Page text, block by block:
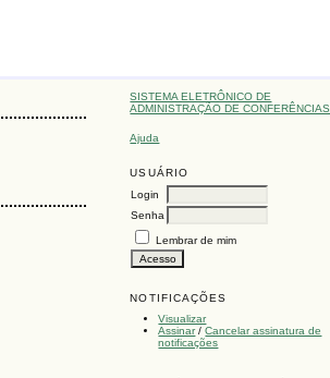
SISTEMA ELETRÔNICO DE
ADMINISTRAÇÃO DE CONFERÊNCIAS
Ajuda
USUÁRIO
Login
Senha
Lembrar de mim
NOTIFICAÇÕES
Visualizar
Assinar/Cancelar assinatura de
notificações